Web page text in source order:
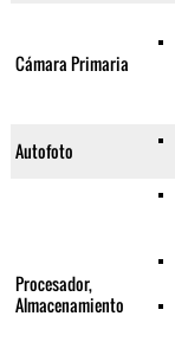
Cámara Primaria
Autofoto
Procesador,
Almacenamiento